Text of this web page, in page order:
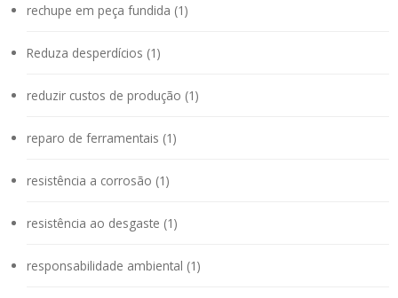
rechupe em peça fundida (1)
Reduza desperdícios (1)
reduzir custos de produção (1)
reparo de ferramentais (1)
resistência a corrosão (1)
resistência ao desgaste (1)
responsabilidade ambiental (1)